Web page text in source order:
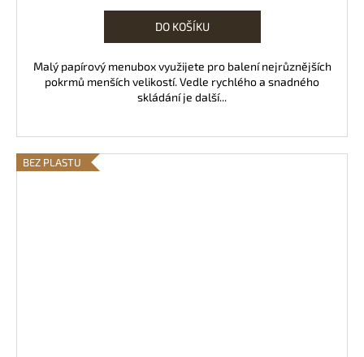
DO KOŠÍKU
Malý papírový menubox využijete pro balení nejrůznějších
pokrmů menších velikostí. Vedle rychlého a snadného
skládání je další...
BEZ PLASTU